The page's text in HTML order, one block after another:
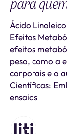
Ácido
Efeitos
efeitos
peso, como a
corporais e o
Científicas:
ensaios